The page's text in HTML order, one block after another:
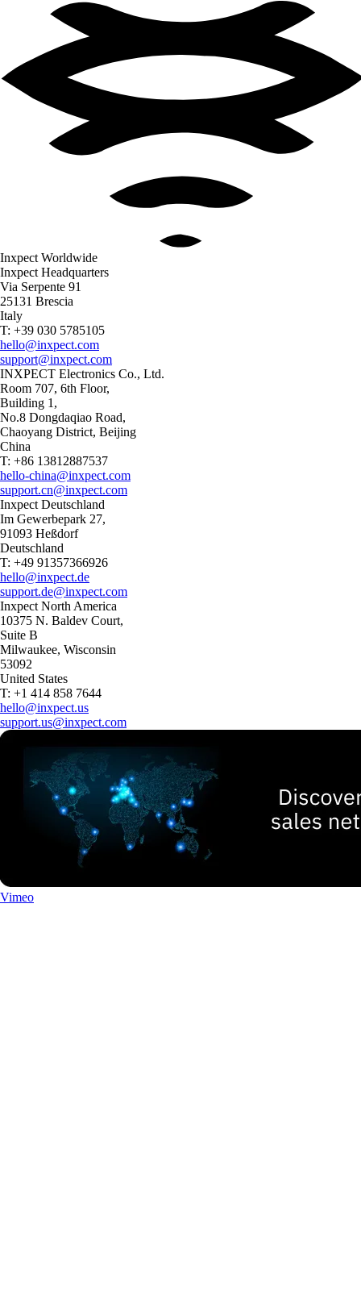
Inxpect Worldwide
Inxpect Headquarters
Via Serpente 91
25131 Brescia
Italy
T: +39 030 5785105
hello@inxpect.com
support@inxpect.com
INXPECT Electronics Co., Ltd.
Room 707, 6th Floor,
Building 1,
No.8 Dongdaqiao Road,
Chaoyang District, Beijing
China
T: +86 13812887537
hello-china@inxpect.com
support.cn@inxpect.com
Inxpect Deutschland
Im Gewerbepark 27,
91093 Heßdorf
Deutschland
T: +49 91357366926
hello@inxpect.de
support.de@inxpect.com
Inxpect North America
10375 N. Baldev Court,
Suite B
Milwaukee, Wisconsin
53092
United States
T: +1 414 858 7644
hello@inxpect.us
support.us@inxpect.com
Vimeo